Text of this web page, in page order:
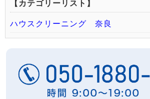
【カテゴリーリスト】
ハウスクリーニング 奈良